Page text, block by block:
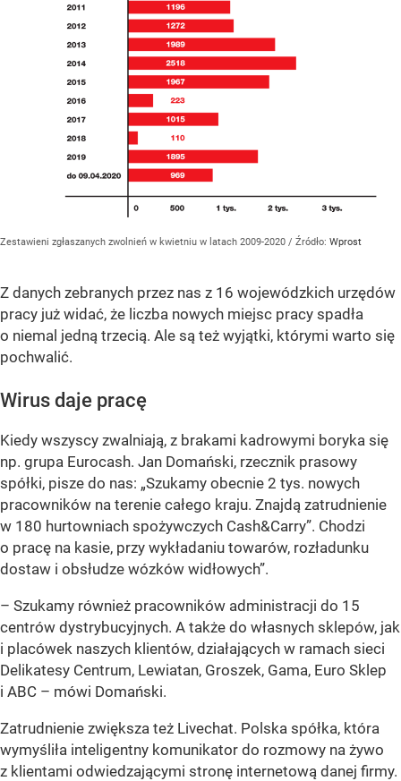
Zestawieni zgłaszanych zwolnień w kwietniu w latach 2009-2020 / Źródło: Wprost
Z danych zebranych przez nas z 16 wojewódzkich urzędów
pracy już widać, że liczba nowych miejsc pracy spadła
o niemal jedną trzecią. Ale są też wyjątki, którymi warto się
pochwalić.
Wirus daje pracę
Kiedy wszyscy zwalniają, z brakami kadrowymi boryka się
np. grupa Eurocash. Jan Domański, rzecznik prasowy
spółki, pisze do nas: „Szukamy obecnie 2 tys. nowych
pracowników na terenie całego kraju. Znajdą zatrudnienie
w 180 hurtowniach spożywczych Cash&Carry”. Chodzi
o pracę na kasie, przy wykładaniu towarów, rozładunku
dostaw i obsłudze wózków widłowych”.
– Szukamy również pracowników administracji do 15
centrów dystrybucyjnych. A także do własnych sklepów, jak
i placówek naszych klientów, działających w ramach sieci
Delikatesy Centrum, Lewiatan, Groszek, Gama, Euro Sklep
i ABC – mówi Domański.
Zatrudnienie zwiększa też Livechat. Polska spółka, która
wymyśliła inteligentny komunikator do rozmowy na żywo
z klientami odwiedzającymi stronę internetową danej firmy.